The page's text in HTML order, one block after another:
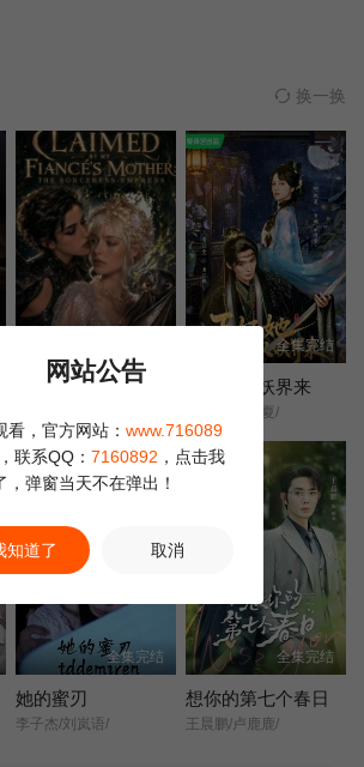
换一换
被未婚夫的母亲占有AI
全集完结
王妃她从妖界来
常喆宽/阿依夏/
全集完结
她的蜜刃
李子杰/刘岚语/
全集完结
想你的第七个春日
王晨鹏/卢鹿鹿/
网站公告
看，官方网站： www.716089
，联系QQ： 7160892 ，点击我
，弹窗当天不在弹出！
知道了 取消